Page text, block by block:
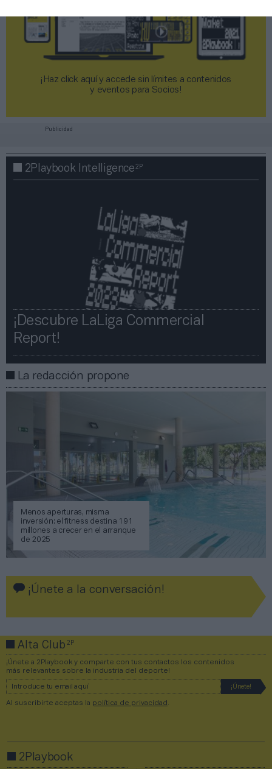
¡Haz click aquí y accede sin límites a contenidos
y eventos para Socios!​​​​​​​
Publicidad
2Playbook Intelligence2P
¡Descubre LaLiga Commercial
Report!​​
La redacción propone
Menos aperturas, misma
inversión: el fitness destina 191
millones a crecer en el arranque
de 2025
¡Únete a la conversación!
Alta Club2P
¡Únete a 2Playbook y comparte con tus contactos los contenidos
más relevantes sobre la industria del deporte!
Al suscribirte aceptas la política de privacidad .
2Playbook